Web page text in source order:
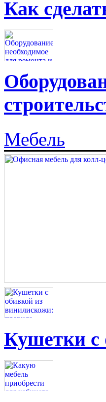
Как
Мебель
Кушетки с